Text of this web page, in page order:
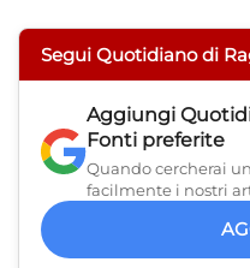
Segui Quotidiano di
Aggiungi
Fonti preferite
Quando cercherai
facilmente i nostri